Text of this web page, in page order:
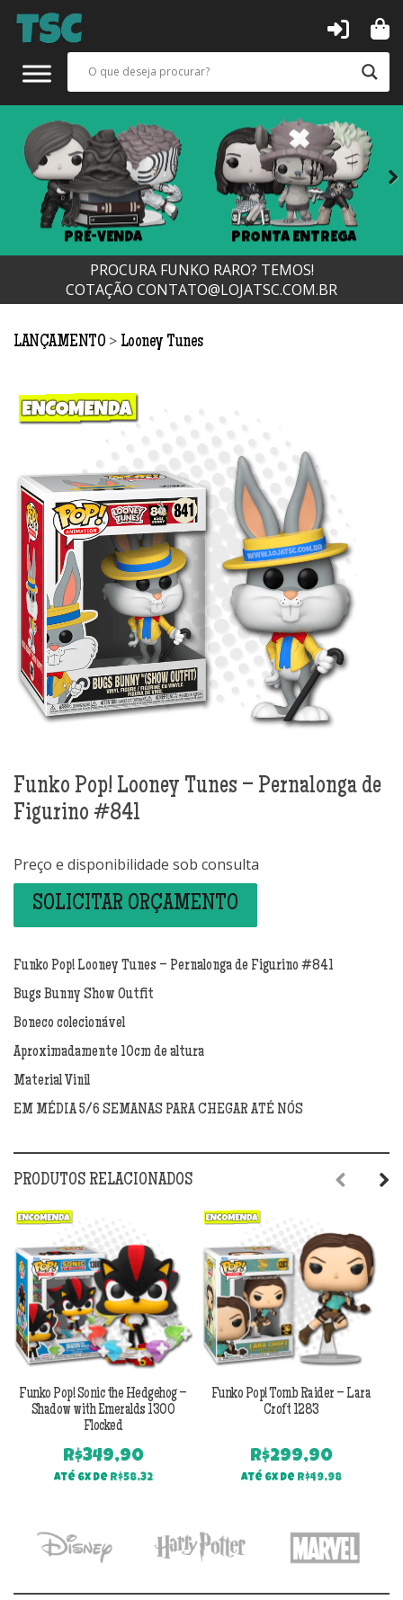
PRÉ-VENDA PRONTA ENTREGA
PROCURA FUNKO RARO? TEMOS!
COTAÇÃO CONTATO@LOJATSC.COM.BR
LANÇAMENTO > Looney Tunes
Funko Pop! Looney Tunes – Pernalonga de
Figurino #841
Preço e disponibilidade sob consulta
SOLICITAR ORÇAMENTO
Funko Pop! Looney Tunes – Pernalonga de Figurino #841
Bugs Bunny Show Outfit
Boneco colecionável
Aproximadamente 10cm de altura
Material Vinil
EM MÉDIA 5/6 SEMANAS PARA CHEGAR ATÉ NÓS
PRODUTOS RELACIONADOS
Funko Pop! Sonic the Hedgehog –
Shadow with Emeralds 1300
Flocked
R$349,90
Até 6x de R$58,32
Funko Pop! Tomb Raider – Lara
Croft 1283
R$299,90
Até 6x de R$49,98